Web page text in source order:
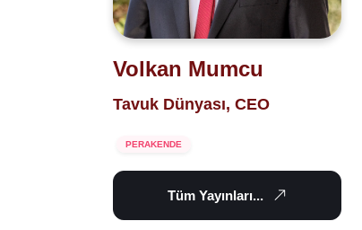
Volkan Mumcu
Tavuk Dünyası, CEO
PERAKENDE
Tüm Yayınları...